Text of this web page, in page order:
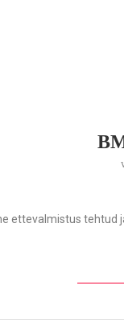
ettevalmistus tehtud